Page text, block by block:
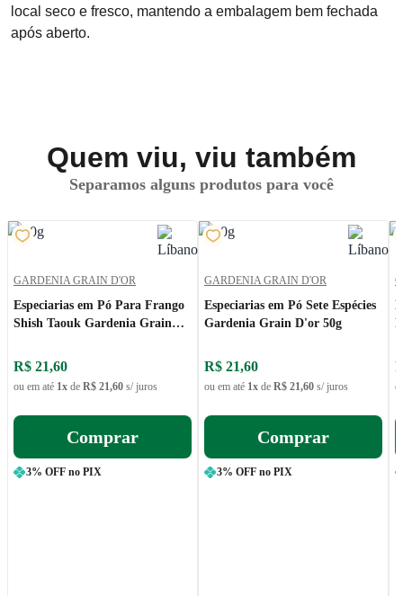
Procurar
local seco e fresco, mantendo a embalagem bem fechada
após aberto.
Quem viu, viu também
Separamos alguns produtos para você
GARDENIA GRAIN D'OR
Especiarias em Pó Para Frango
Shish Taouk Gardenia Grain
R$ 21,60
ou em até 1x de R$ 21,60 s/ juros
Comprar
3% OFF no PIX
GARDENIA GRAIN D'OR
Especiarias em Pó Sete Espécies
Gardenia Grain D'or 50g
R$ 21,60
ou em até 1x de R$ 21,60 s/ juros
Comprar
3% OFF no PIX